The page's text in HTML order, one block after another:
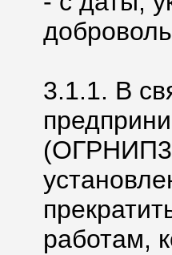
3.1.1. В
работам,